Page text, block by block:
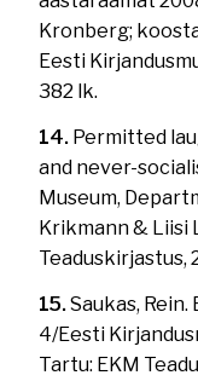
Kronberg;
Eesti
382 lk.
14. Permitted
and never-
Museum,
Krikmann & Liisi
Teaduskirjastus,
15.Saukas,
4/Eesti
Tartu: EKM